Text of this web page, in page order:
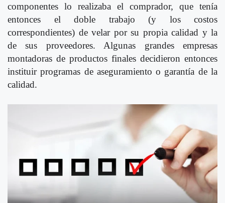
componentes lo realizaba el comprador, que tenía
entonces el doble trabajo (y los costos
correspondientes) de velar por su propia calidad y la
de sus proveedores. Algunas grandes empresas
montadoras de productos finales decidieron entonces
instituir programas de aseguramiento o garantía de la
calidad.